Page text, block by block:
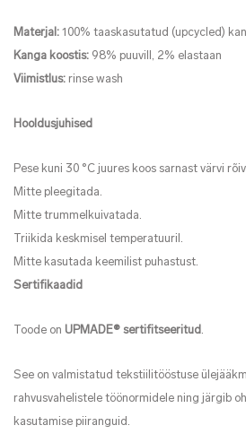
Materjal: 100% taaskasutatud (upcycled)
Kanga koostis: 98% puuvill, 2% elastaan
Viimistlus: rinse wash
Hooldusjuhised
Pese kuni 30 °C juures koos sarnast värvi
Mitte pleegitada.
Mitte trummelkuivatada.
Triikida keskmisel temperatuuril.
Mitte kasutada keemilist puhastust.
Sertifikaadid
Toode on UPMADE® sertifitseeritud .
See on valmistatud tekstiilitööstuse
rahvusvahelistele töönormidele ning järgib
kasutamise piiranguid.